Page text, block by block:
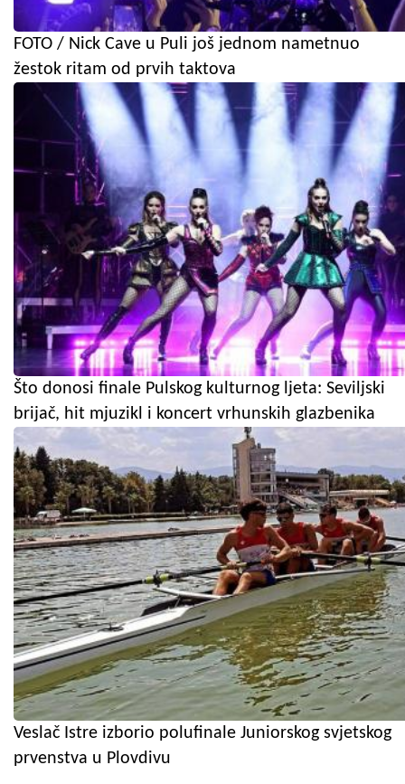
FOTO / Nick Cave u Puli još jednom nametnuo
žestok ritam od prvih taktova
Što donosi finale Pulskog kulturnog ljeta: Seviljski
brijač, hit mjuzikl i koncert vrhunskih glazbenika
Veslač Istre izborio polufinale Juniorskog svjetskog
prvenstva u Plovdivu